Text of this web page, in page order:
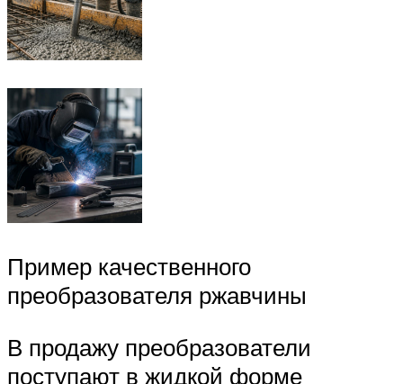
Пример качественного
преобразователя ржавчины
В продажу преобразователи
поступают в жидкой форме